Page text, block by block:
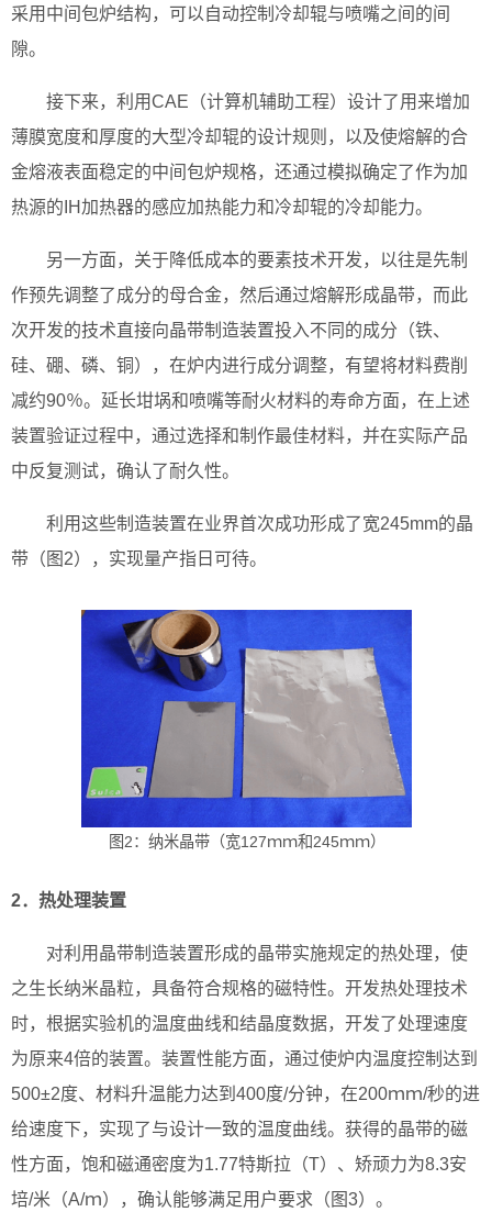
采用中间包炉结构，可以自动控制冷却辊与喷嘴之间的间
隙。
接下来，利用CAE（计算机辅助工程）设计了用来增加
薄膜宽度和厚度的大型冷却辊的设计规则，以及使熔解的合
金熔液表面稳定的中间包炉规格，还通过模拟确定了作为加
热源的IH加热器的感应加热能力和冷却辊的冷却能力。
另一方面，关于降低成本的要素技术开发，以往是先制
作预先调整了成分的母合金，然后通过熔解形成晶带，而此
次开发的技术直接向晶带制造装置投入不同的成分（铁、
硅、硼、磷、铜），在炉内进行成分调整，有望将材料费削
减约90％。延长坩埚和喷嘴等耐火材料的寿命方面，在上述
装置验证过程中，通过选择和制作最佳材料，并在实际产品
中反复测试，确认了耐久性。
利用这些制造装置在业界首次成功形成了宽245mm的晶
带（图2），实现量产指日可待。
图2：纳米晶带（宽127ｍｍ和245ｍｍ）
2．热处理装置
对利用晶带制造装置形成的晶带实施规定的热处理，使
之生长纳米晶粒，具备符合规格的磁特性。开发热处理技术
时，根据实验机的温度曲线和结晶度数据，开发了处理速度
为原来4倍的装置。装置性能方面，通过使炉内温度控制达到
500±2度、材料升温能力达到400度/分钟，在200ｍｍ/秒的进
给速度下，实现了与设计一致的温度曲线。获得的晶带的磁
性方面，饱和磁通密度为1.77特斯拉（T）、矫顽力为8.3安
培/米（A/ｍ），确认能够满足用户要求（图3）。